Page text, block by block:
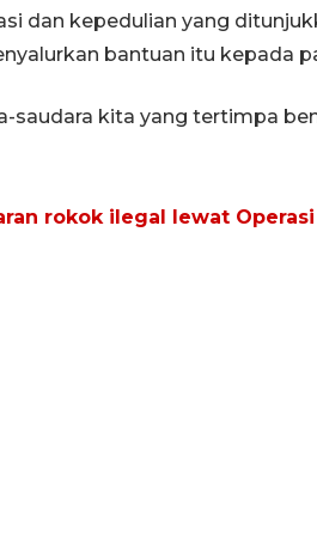
dan kepedulian yang
bantuan itu kepada
saudara kita yang tertimpa
rokok ilegal lewat